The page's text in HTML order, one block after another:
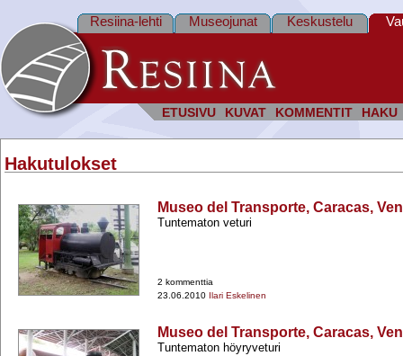
ETUSIVU KUVAT KOMMENTIT HAKU
Resiina-lehti Museojunat Keskustelu
Hakutulokset
Museo del Transporte, Caracas,
Tuntematon veturi
2 kommenttia
23.06.2010 Ilari Eskelinen
Museo del Transporte, Caracas,
Tuntematon höyryveturi